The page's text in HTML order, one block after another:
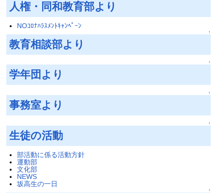
人権・同和教育部より
NOｺﾛﾅﾊﾗｽﾒﾝﾄｷｬﾝﾍﾟｰﾝ
↑
教育相談部より
↑
学年団より
↑
事務室より
↑
生徒の活動
部活動に係る活動方針
運動部
文化部
NEWS
坂高生の一日
↑